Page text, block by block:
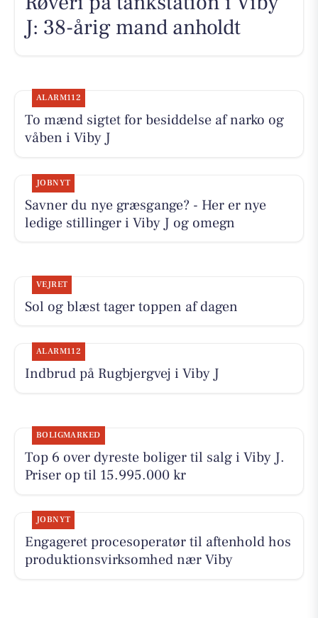
J: 38-årig mand anholdt
ALARM112
To mænd sigtet for besiddelse af narko og
våben i Viby J
JOBNYT
Savner du nye græsgange? - Her er nye
ledige stillinger i Viby J og omegn
VEJRET
Sol og blæst tager toppen af dagen
ALARM112
Indbrud på Rugbjergvej i Viby J
BOLIGMARKED
Top 6 over dyreste boliger til salg i Viby J.
Priser op til 15.995.000 kr
JOBNYT
Engageret procesoperatør til aftenhold hos
produktionsvirksomhed nær Viby